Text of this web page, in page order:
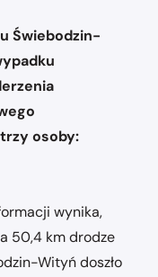
Świebodzin-
osoby:
wynika,
50,4 km drodze
Wityń doszło